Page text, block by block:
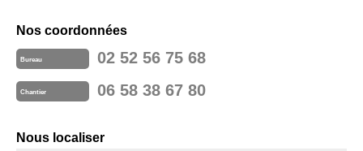
Nos coordonnées
Bureau 02 52 56 75 68
Chantier 06 58 38 67 80
Nous localiser